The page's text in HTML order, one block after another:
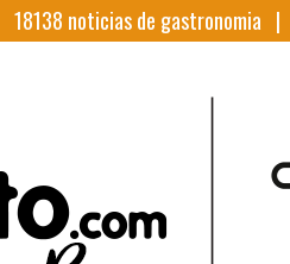
18138 noticias de gastronomia |